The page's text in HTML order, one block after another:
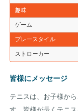
趣味
ゲーム
プレースタイル
ストローカー
皆様にメッセージ
テニスは、お子様か